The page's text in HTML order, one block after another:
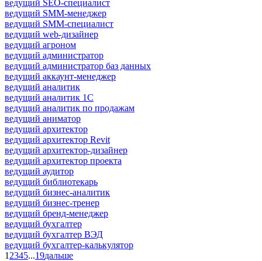
ведущий SEO-специалист
ведущий SMM-менеджер
ведущий SMM-специалист
ведущий web-дизайнер
ведущий агроном
ведущий администратор
ведущий администратор баз данных
ведущий аккаунт-менеджер
ведущий аналитик
ведущий аналитик 1С
ведущий аналитик по продажам
ведущий аниматор
ведущий архитектор
ведущий архитектор Revit
ведущий архитектор-дизайнер
ведущий архитектор проекта
ведущий аудитор
ведущий библиотекарь
ведущий бизнес-аналитик
ведущий бизнес-тренер
ведущий бренд-менеджер
ведущий бухгалтер
ведущий бухгалтер ВЭД
ведущий бухгалтер-калькулятор
1 2345...19дальше